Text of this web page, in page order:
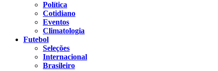
Política
Cotidiano
Eventos
Climatologia
Futebol
Seleções
Internacional
Brasileiro